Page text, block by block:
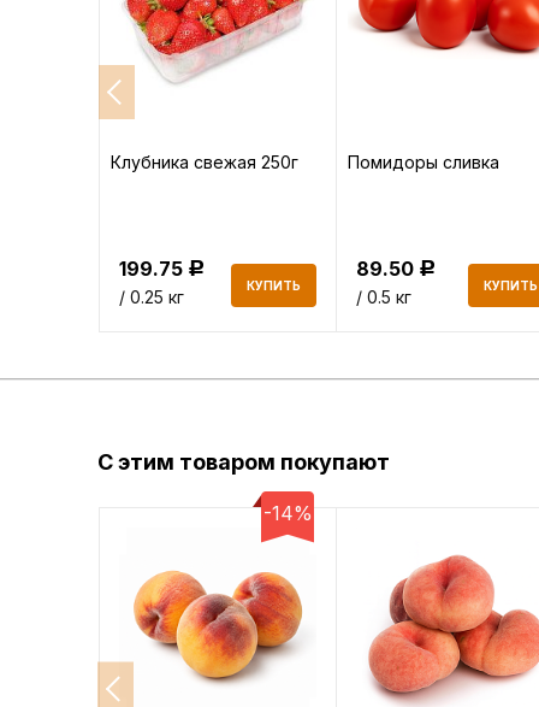
Клубника свежая 250г
199.75 Р
/ 0.25 кг
КУПИТЬ
Помидоры сливка
89.50 Р
/ 0.5 кг
КУПИТЬ
С этим товаром покупают
-14%